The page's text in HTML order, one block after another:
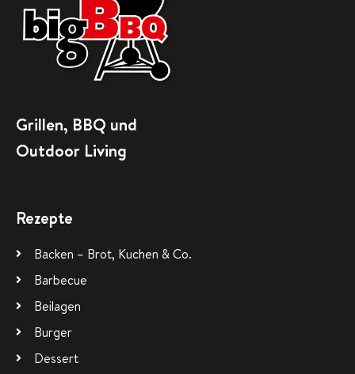
Grillen, BBQ und
Outdoor Living
Rezepte
Backen – Brot, Kuchen & Co.
Barbecue
Beilagen
Burger
Dessert